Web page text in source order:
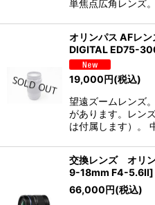
単焦点広角レンズ
オリンパス AFレ
DIGITAL ED75-
19,000円(税込)
望遠ズームレンズ
があります。レン
は付属します）。
交換レンズ オリ
9-18mm F4-5.6II]
66,000円(税込)